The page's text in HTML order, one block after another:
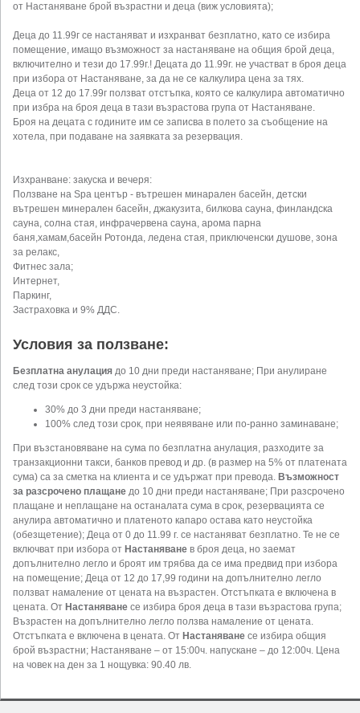
от Настаняване брой възрастни и деца (виж условията);
Деца до 11.99г се настаняват и изхранват безплатно, като се избира
помещение, имащо възможност за настаняване на общия брой деца,
включително и тези до 17.99г.! Децата до 11.99г. не участват в броя деца
при избора от Настаняване, за да не се калкулира цена за тях.
Деца от 12 до 17.99г ползват отстъпка, която се калкулира автоматично
при избра на броя деца в тази възрастова група от Настаняване.
Броя на децата с годините им се записва в полето за съобщение на
хотела, при подаване на заявката за резервация.
Изхранване: закуска и вечеря:
Ползване на Spa център - вътрешен минарален басейн, детски
вътрешен минерален басейн, джакузита, билкова сауна, финландска
сауна, солна стая, инфрачервена сауна, арома парна
баня,хамам,басейн Ротонда, ледена стая, приключенски душове, зона
за релакс,
Фитнес зала;
Интернет,
Паркинг,
Застраховка и 9% ДДС.
Условия за ползване:
Безплатна анулация до 10 дни преди настаняване; При анулиране
след този срок се удържа неустойка:
30% до 3 дни преди настаняване;
100% след този срок, при неявяване или по-ранно заминаване;
При възстановяване на сума по безплатна анулация, разходите за
транзакционни такси, банков превод и др. (в размер на 5% от платената
сума) са за сметка на клиента и се удържат при превода. Възможност
за разсрочено плащане до 10 дни преди настаняване; При разсрочено
плащане и неплащане на останалата сума в срок, резервацията се
анулира автоматично и платеното капаро остава като неустойка
(обезщетение); Деца от 0 до 11.99 г. се настаняват безплатно. Те не се
включват при избора от Настаняване в броя деца, но заемат
допълнително легло и броят им трябва да се има предвид при избора
на помещение; Деца от 12 до 17,99 години на допълнително легло
ползват намаление от цената на възрастен. Отстъпката е включена в
цената. От Настаняване се избира броя деца в тази възрастова група;
Възрастен на допълнително легло ползва намаление от цената.
Отстъпката е включена в цената. От Настаняване се избира общия
брой възрастни; Настаняване – от 15:00ч. напускане – до 12:00ч. Цена
на човек на ден за 1 нощувка: 90.40 лв.